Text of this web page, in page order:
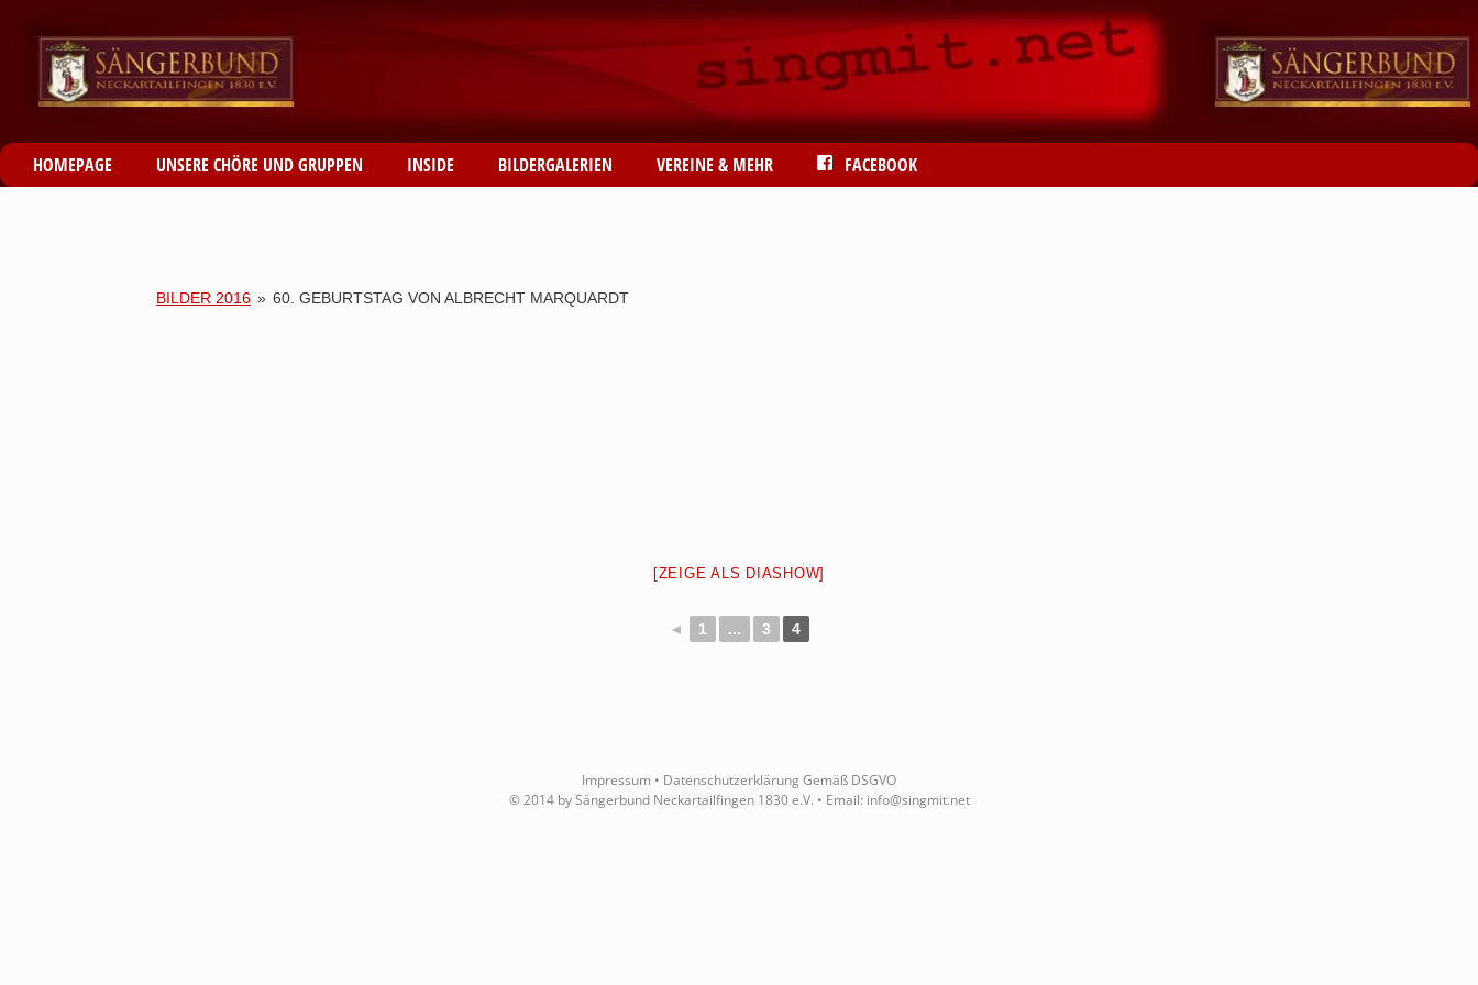
HOMEPAGE UNSERE CHÖRE UND GRUPPEN INSIDE BILDERGALERIEN VEREINE & MEHR FACEBOOK
BILDER 2016 » 60. GEBURTSTAG VON ALBRECHT MARQUARDT
[ZEIGE ALS DIASHOW]
◄ 1 ... 3 4
Impressum • Datenschutzerklärung Gemäß DSGVO
© 2014 by Sängerbund Neckartailfingen 1830 e.V. • Email: info@singmit.net